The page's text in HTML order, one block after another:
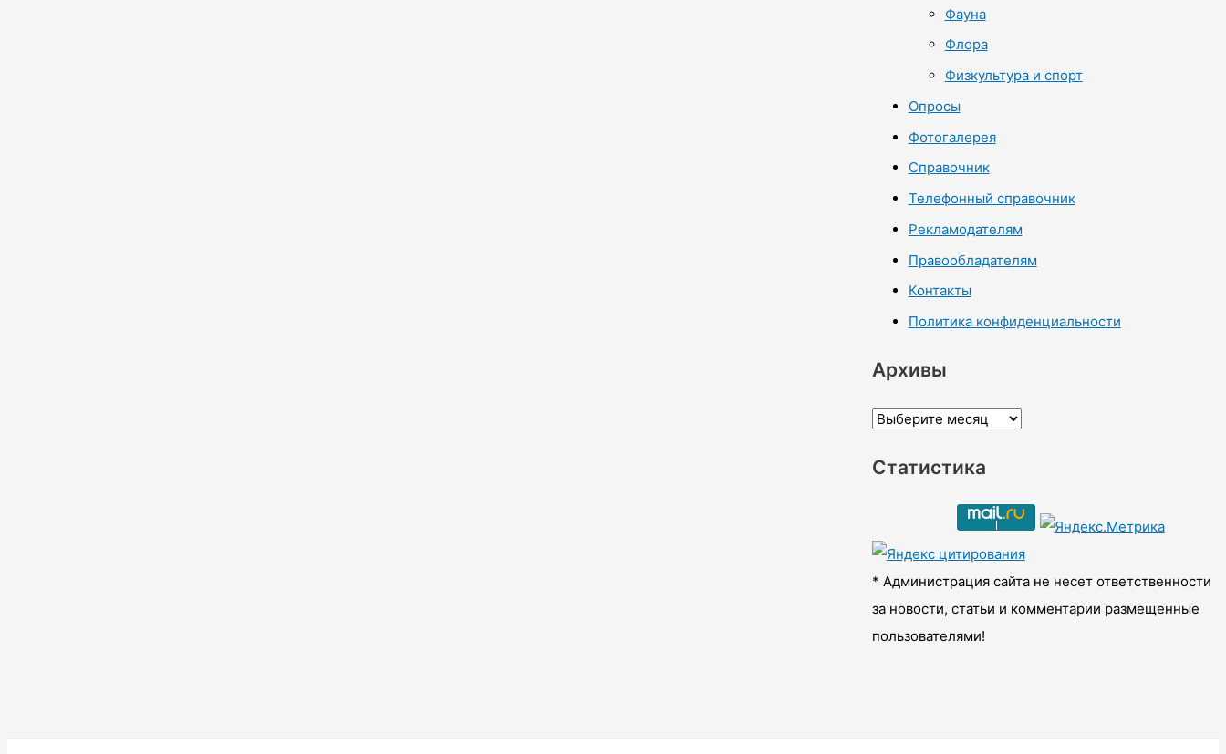
Фауна
Флора
Физкультура и спорт
Опросы
Фотогалерея
Справочник
Телефонный справочник
Рекламодателям
Правообладателям
Контакты
Политика конфиденциальности
Архивы
А
х
ы
Статистика
* Администрация сайта не несет ответственности
за новости, статьи и комментарии размещенные
пользователями!